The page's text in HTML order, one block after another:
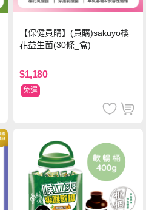
【保健員購】(員購)sakuyo櫻
花益生菌(30條_盒)
$1,180
免運